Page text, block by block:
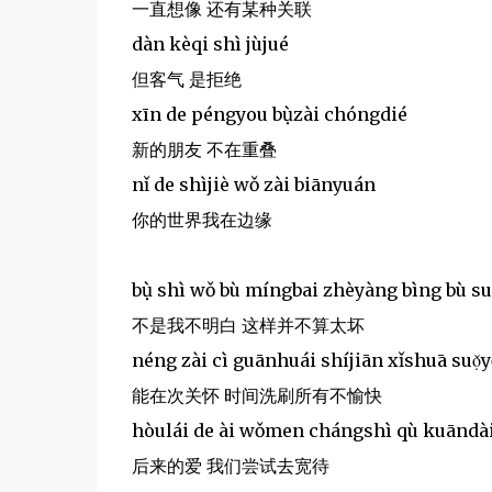
一直想像 还有某种关联
dàn kèqi shì jùjué
但客气 是拒绝
xīn de péngyou bụ̀zài chóngdié
新的朋友 不在重叠
nǐ de shìjiè wǒ zài biānyuán
你的世界我在边缘
bụ̀ shì wǒ bù míngbai zhèyàng bìng bù
不是我不明白 这样并不算太坏
néng zài cì guānhuái shíjiān xǐshuā
能在次关怀 时间洗刷所有不愉快
hòulái de ài wǒmen chángshì qù
后来的爱 我们尝试去宽待